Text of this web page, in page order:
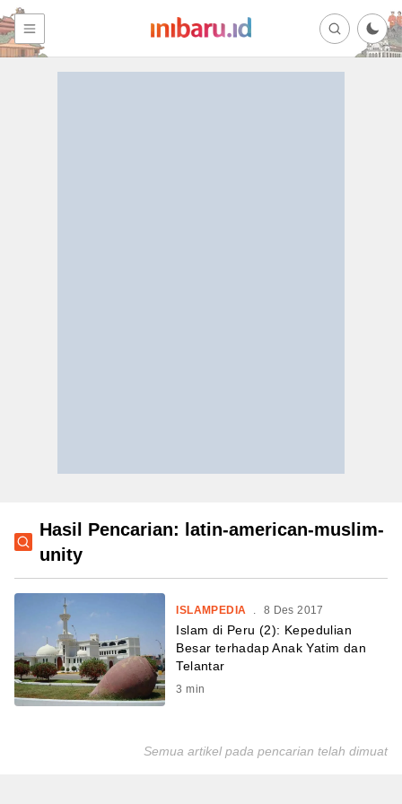
Hasil Pencarian: latin-american-muslim-
unity
ISLAMPEDIA . 8 Des 2017
Islam di Peru (2): Kepedulian
Besar terhadap Anak Yatim dan
Telantar
3 min
Semua artikel pada pencarian telah dimuat